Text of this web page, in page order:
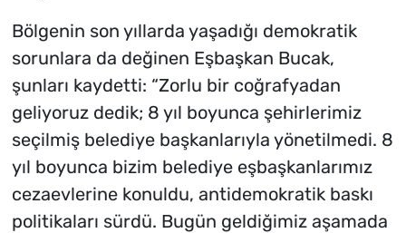
Bölgenin son yıllarda yaşadığı demokratik
sorunlara da değinen Eşbaşkan Bucak,
şunları kaydetti: “Zorlu bir coğrafyadan
geliyoruz dedik; 8 yıl boyunca şehirlerimiz
seçilmiş belediye başkanlarıyla yönetilmedi. 8
yıl boyunca bizim belediye eşbaşkanlarımız
cezaevlerine konuldu, antidemokratik baskı
politikaları sürdü. Bugün geldiğimiz aşamada